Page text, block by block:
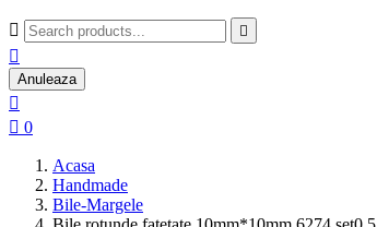
 

Anuleaza

 0
Acasa
Handmade
Bile-Margele